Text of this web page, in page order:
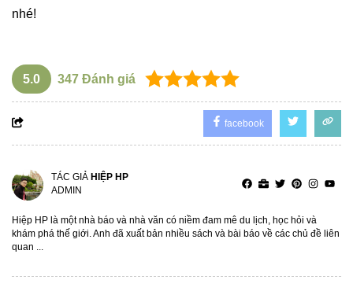
nhé!
5.0 347 Đánh giá
facebook
TÁC GIẢ HIỆP HP
ADMIN
Hiệp HP là một nhà báo và nhà văn có niềm đam mê du lịch, học hỏi và
khám phá thế giới. Anh đã xuất bản nhiều sách và bài báo về các chủ đề liên
quan ...